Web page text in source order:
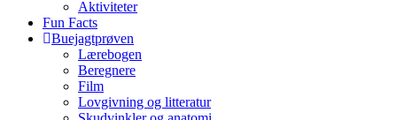
Aktiviteter
Fun Facts
Buejagtprøven
Lærebogen
Beregnere
Film
Lovgivning og litteratur